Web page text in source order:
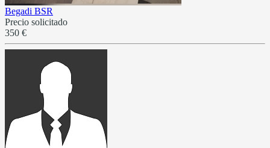
Begadi BSR
Precio solicitado
350 €